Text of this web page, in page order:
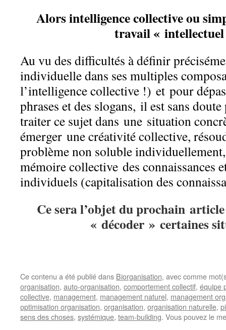
Alors intelligence collective ou
travail «
Au vu des difficultés à définir
individuelle dans ses multiples
l’intelligence collective !) et pour
phrases et des slogans, il est sans
traiter ce sujet dans une situation
émerger une créativité collective,
problème non soluble
mémoire collective des connaissances
individuels (capitalisation des
Ce sera l’objet du prochain
« décoder » certaines
Ce contenu a été publié dans Biorganisation, avec comme
organisation, auto-organisation, comportement collectif, équipe
collective, management, management naturel, management
optimisation organisation, organisation, organisation naturelle,
sens des choses, systémique, team-building. Vous pouvez le